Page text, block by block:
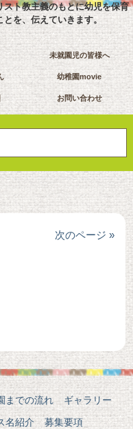
ト教主義のもとに幼児を保育
を、伝えていきます。
未就園児の皆様へ
幼稚園movie
お問い合わせ
次のページ »
までの流れ
ギャラリー
名紹介
募集要項